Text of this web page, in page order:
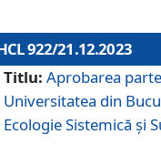
922/21.12.2023
Titlu: Aprobarea
Universitatea din
Ecologie Sistemică și